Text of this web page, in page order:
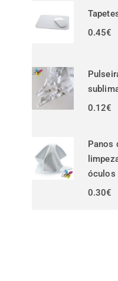
0.45€
0.12€
Panos
óculos
0.30€